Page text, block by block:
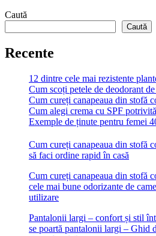
Caută
Caută
Recente
12 dintre cele mai rezistente
Cum scoți petele de deodorant
Cum cureți canapeaua din stofă
Cum alegi crema cu SPF
Exemple de ținute pentru femei
Cum cureți canapeaua din stofă
să faci ordine rapid în casă
Cum cureți canapeaua din stofă
cele mai bune odorizante de
utilizare
Pantalonii largi – confort și stil
se poartă pantalonii largi – Ghid